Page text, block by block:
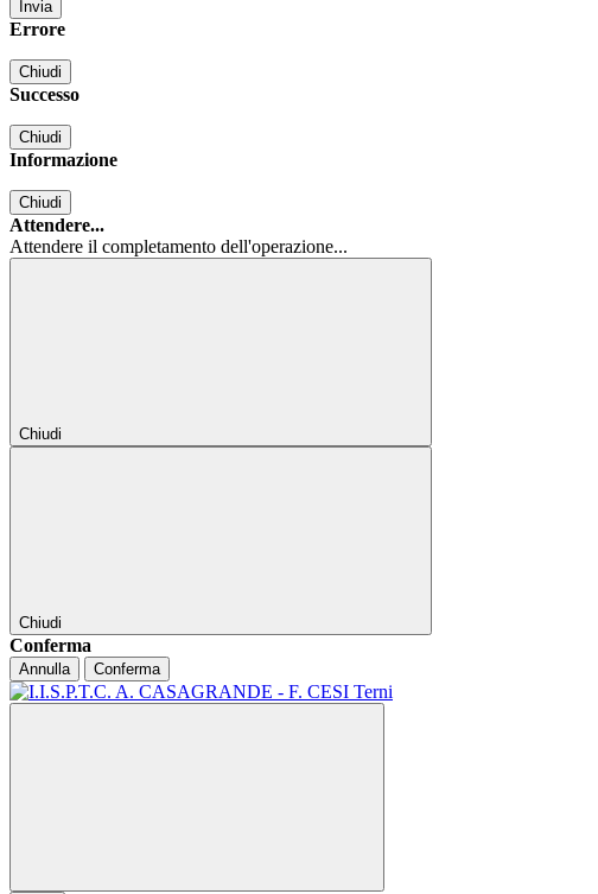
Errore
Chiudi
Successo
Chiudi
Informazione
Chiudi
Attendere...
Attendere il completamento dell'operazione...
Chiudi
Chiudi
Conferma
Annulla Conferma